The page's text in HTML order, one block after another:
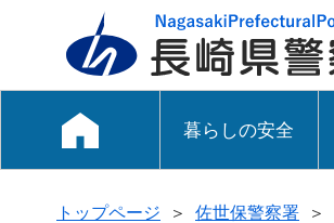
暮らしの安全
トップページ ＞ 佐世保警察署 ＞